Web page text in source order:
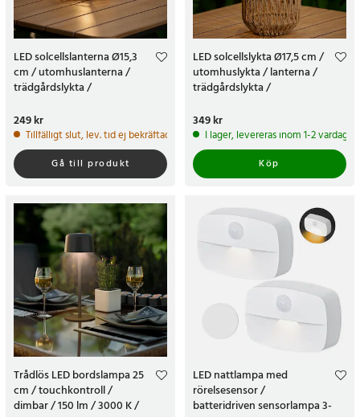
LED solcellslanterna Ø15,3
cm / utomhuslanterna /
trädgårdslykta /
Pris:249 kr
249 kr
Tillfälligt slut, lev. tid ej bekräftad.
Gå till produkt
LED solcellslykta Ø17,5 cm /
utomhuslykta / lanterna /
trädgårdslykta /
Pris:349 kr
349 kr
I lager, levereras inom 1-2 vardagar
Köp
Trådlös LED bordslampa 25
cm / touchkontroll /
dimbar / 150 lm / 3000 K /
LED nattlampa med
rörelsesensor /
batteridriven sensorlampa 3-